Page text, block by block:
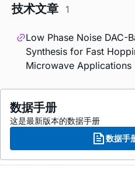
技术文章 1
Low Phase Noise DAC-
Synthesis for Fast
Microwave Applications
数据手册
这是最新版本的数据手册
数据手